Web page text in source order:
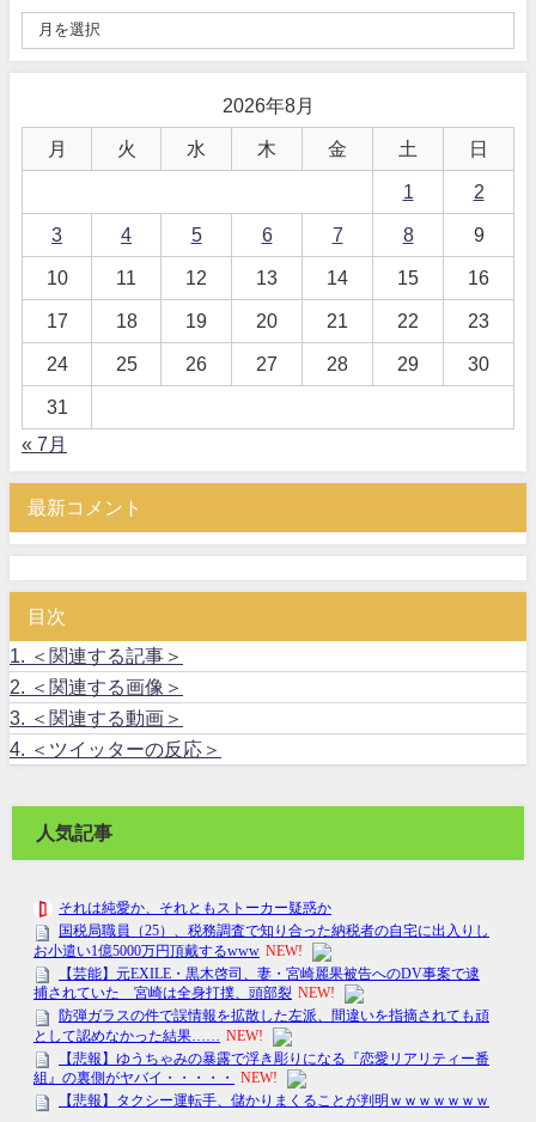
2026年8月
月 火 水 木 金 土 日
1 2
3 4 5 6 7 8 9
10 11 12 13 14 15 16
17 18 19 20 21 22 23
24 25 26 27 28 29 30
31
« 7月
最新コメント
目次
1. ＜関連する記事＞
2. ＜関連する画像＞
3. ＜関連する動画＞
4. ＜ツイッターの反応＞
人気記事